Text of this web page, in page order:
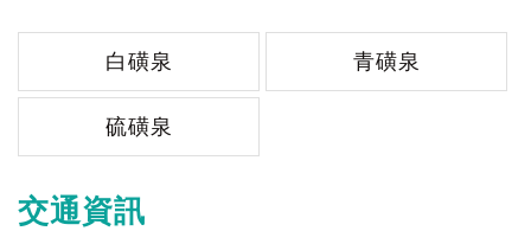
白磺泉 青磺泉
硫磺泉
交通資訊